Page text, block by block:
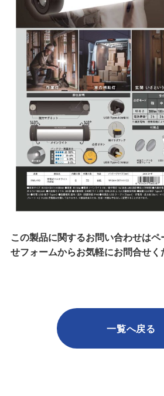
この製品に関するお問い合わせは
せフォームからお気軽にお問合せく
一覧へ戻る